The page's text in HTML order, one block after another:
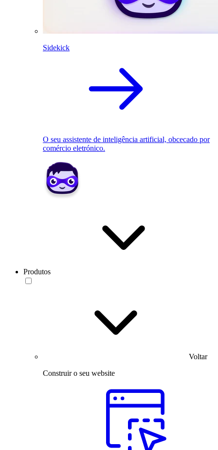
Sidekick
O seu assistente de inteligência artificial, obcecado por
comércio eletrónico.
Produtos
Voltar
Construir o seu website